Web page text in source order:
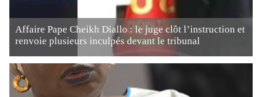
Affaire Pape Cheikh Diallo : le juge clôt l’instruction et
renvoie plusieurs inculpés devant le tribunal